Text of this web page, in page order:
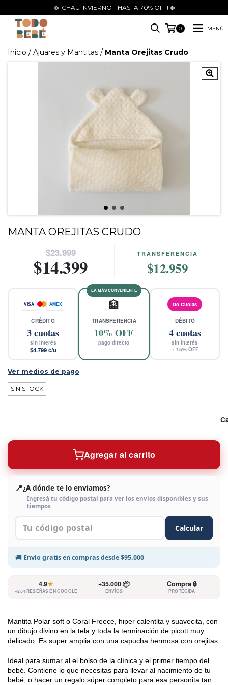
❄️ ¡CHAU INVIERNO - HASTA 70% OFF! ❄️
0 MENÚ
Inicio / Ajuares y Mantitas / Manta Orejitas Crudo
MANTA OREJITAS CRUDO
$23.999
$14.399
TRANSFERENCIA
$12.959
VISA AMEX
CRÉDITO
3cuotas
sin interés
$4.799c/u
LA MÁS CONVENIENTE
🏦
TRANSFERENCIA
10% OFF
pago directo
Go Cuotas
DÉBITO
4cuotas
sin interés
+ 15% OFF
Ver medios de pago
SIN STOCK
Agregar al carrito
📍¿A dónde te lo enviamos?
Ingresá tu código postal para ver los envíos disponibles y sus
tiempos
Calcular
🚚 Envío gratisen compras desde$95.000
4.9★
+254 RESEÑAS EN GOOGLE
+35.000 📦
ENVÍOS
Compra 🔒
PROTEGIDA
Mantita Polar soft o Coral Freece, hiper calentita y suavecita, con
un dibujo divino en la tela y toda la terminación de picott muy
delicado. Es super amplia con una capucha hermosa con orejitas.
Ideal para sumar al el bolso de la clínica y el primer tiempo del
bebé. Contiene lo que necesitas para llevar al nacimiento de tu
bebé, o hacer un regalo súper completo para esa personita tan